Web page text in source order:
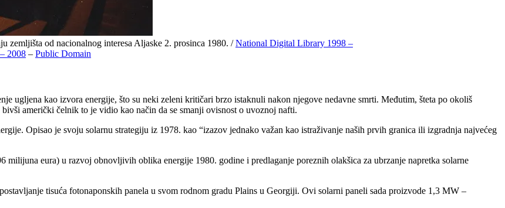
zemljišta od nacionalnog interesa Aljaske 2. prosinca 1980. /National Digital Library 1998 –
2008 – Public Domain
ugljena kao izvora energije, što su neki zeleni kritičari brzo istaknuli nakon njegove nedavne smrti. Međutim, šteta po okoliš
američki čelnik to je vidio kao način da se smanji ovisnost o uvoznoj nafti.
Opisao je svoju solarnu strategiju iz 1978. kao “izazov jednako važan kao istraživanje naših prvih granica ili izgradnja najvećeg
eura) u razvoj obnovljivih oblika energije 1980. godine i predlaganje poreznih olakšica za ubrzanje napretka solarne
tisuća fotonaponskih panela u svom rodnom gradu Plains u Georgiji. Ovi solarni paneli sada proizvode 1,3 MW –